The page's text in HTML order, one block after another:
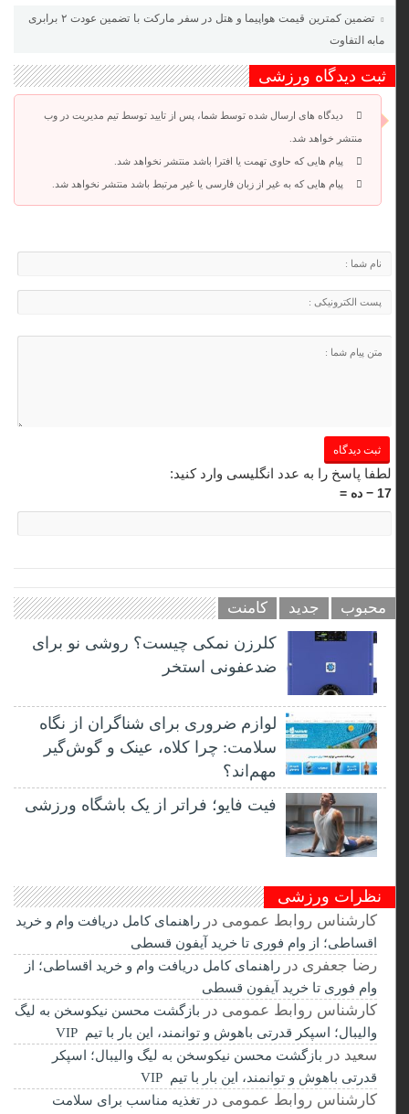
تضمین کمترین قیمت هواپیما و هتل در سفر مارکت با تضمین عودت ۲ برابری
مابه التفاوت
ثبت دیدگاه ورزشی
دیدگاه های ارسال شده توسط شما، پس از تایید توسط تیم مدیریت در وب
منتشر خواهد شد.
پیام هایی که حاوی تهمت یا افترا باشد منتشر نخواهد شد.
پیام هایی که به غیر از زبان فارسی یا غیر مرتبط باشد منتشر نخواهد شد.
لطفا پاسخ را به عدد انگلیسی وارد کنید:
17 − ده =
محبوب جدید کامنت
کلرزن نمکی چیست؟ روشی نو برای
ضدعفونی استخر
لوازم ضروری برای شناگران از نگاه
سلامت: چرا کلاه، عینک و گوش‌گیر
مهم‌اند؟
فیت ‌فایو؛ فراتر از یک باشگاه ورزشی
نظرات ورزشی
کارشناس روابط عمومیدرراهنمای کامل دریافت وام و خرید
اقساطی؛ از وام فوری تا خرید آیفون قسطی
رضا جعفری درراهنمای کامل دریافت وام و خرید اقساطی؛ از
وام فوری تا خرید آیفون قسطی
کارشناس روابط عمومیدربازگشت محسن نیکوسخن به لیگ
والیبال؛ اسپکر قدرتی باهوش و توانمند، این بار با تیم VIP
سعیددربازگشت محسن نیکوسخن به لیگ والیبال؛ اسپکر
قدرتی باهوش و توانمند، این بار با تیم VIP
کارشناس روابط عمومیدرتغذیه مناسب برای سلامت